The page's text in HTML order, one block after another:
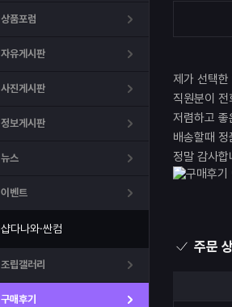
상품포럼
자유게시판
사진게시판
정보게시판
뉴스
이벤트
샵다나와·싼컴
조립갤러리
구매후기
제가 선택
직원분이
저렴하고
배송할때
정말 감사합
주문